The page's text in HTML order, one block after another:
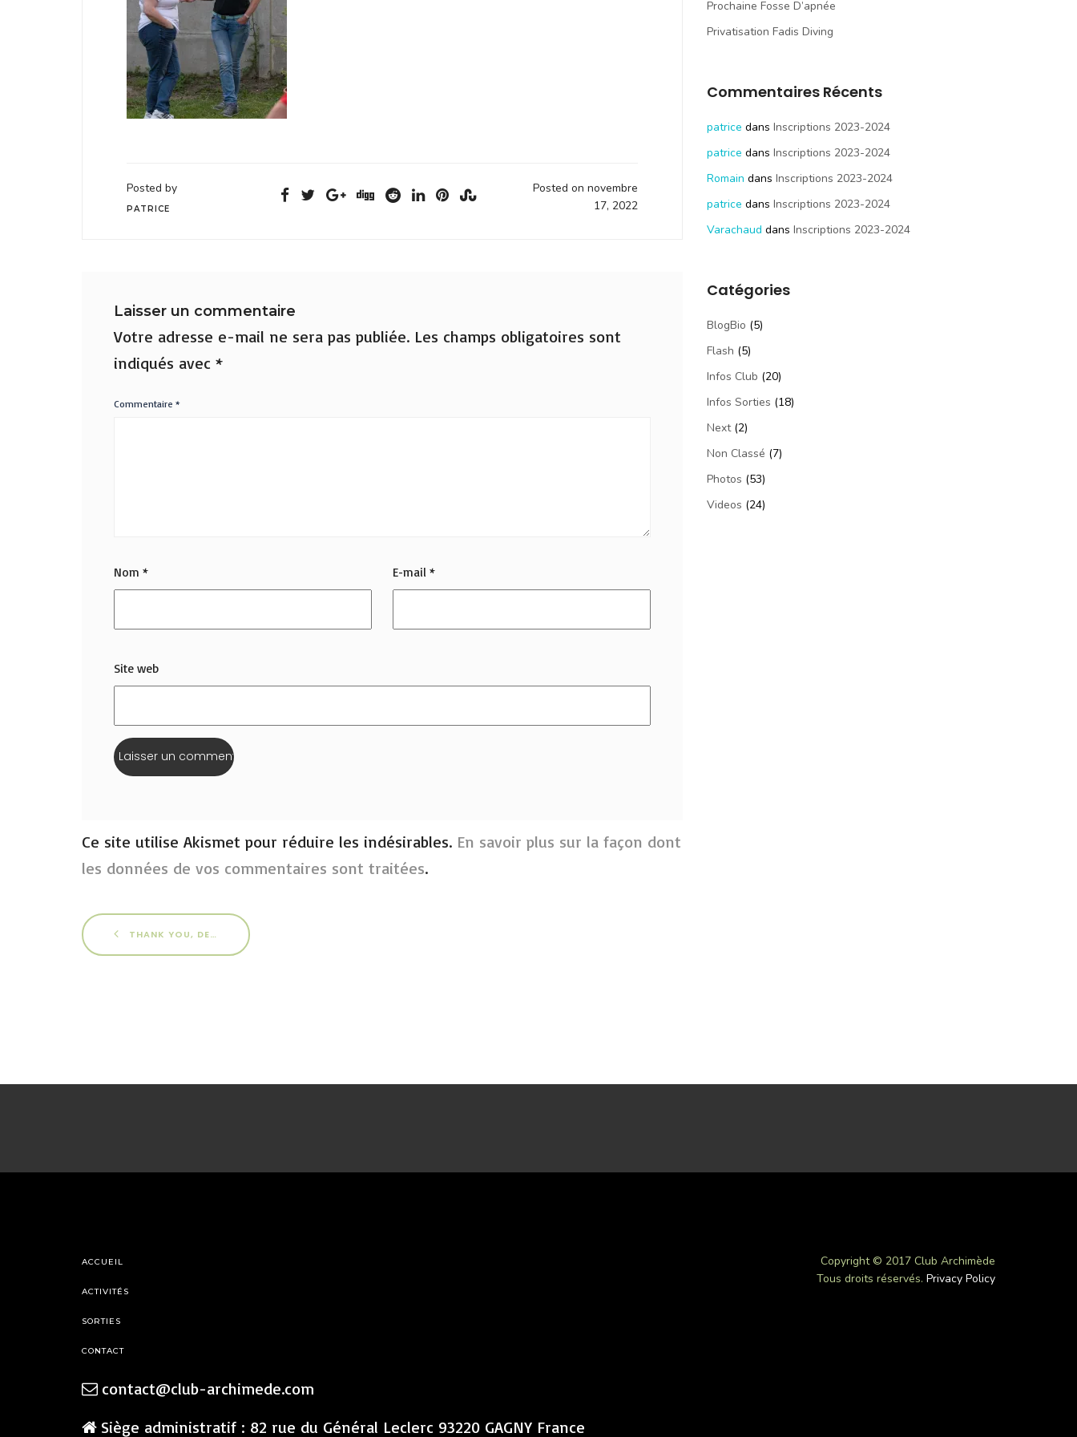
Posted by
PATRICE
Posted on novembre
17, 2022
Laisser un commentaire
Votre adresse e-mail ne sera pas publiée. Les champs obligatoires sont
indiqués avec *
Commentaire *
Nom * E-mail*
Site web
Ce site utilise Akismet pour réduire les indésirables. En savoir plus sur la façon dont
les données de vos commentaires sont traitées.
THANK YOU, DENISE !
Prochaine Fosse D’apnée
Privatisation Fadis Diving
Commentaires Récents
patrice dans Inscriptions 2023-2024
patrice dans Inscriptions 2023-2024
Romain dans Inscriptions 2023-2024
patrice dans Inscriptions 2023-2024
Varachaud dans Inscriptions 2023-2024
Catégories
BlogBio (5)
Flash (5)
Infos Club (20)
Infos Sorties (18)
Next(2)
Non Classé (7)
Photos (53)
Videos (24)
ACCUEIL
ACTIVITÉS
SORTIES
CONTACT
contact@club-archimede.com
Siège administratif : 82 rue du Général Leclerc 93220 GAGNY France
Copyright © 2017 Club Archimède
Tous droits réservés. Privacy Policy